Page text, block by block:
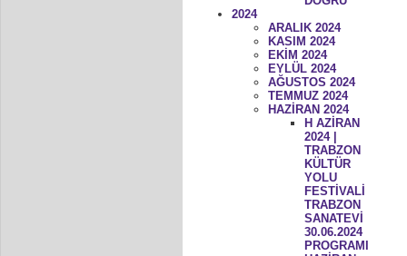
2024
ARALIK 2024
KASIM 2024
EKİM 2024
EYLÜL 2024
AĞUSTOS 2024
TEMMUZ 2024
HAZİRAN 2024
H AZİRAN
2024 |
TRABZON
KÜLTÜR
YOLU
FESTİVALİ
TRABZON
SANATEVİ
30.06.2024
PROGRAMI